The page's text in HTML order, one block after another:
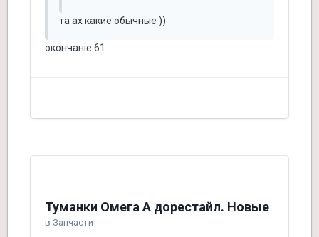
та ах какие обычные ))
окончаніе 61
Туманки Омега А дорестайл. Новые
в Запчасти